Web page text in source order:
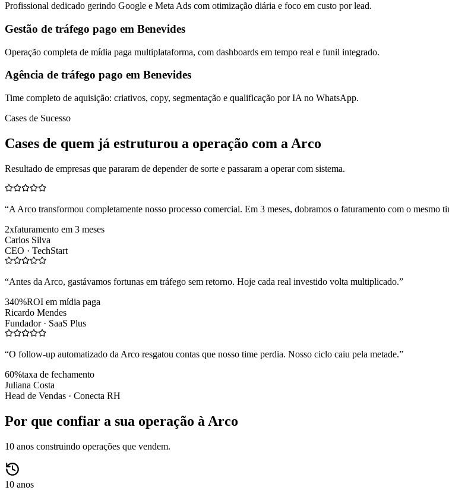
Profissional dedicado gerindo Google e Meta Ads com otimização diária e foco em custo por lead.
Gestão de tráfego pago em Benevides
Operação completa de mídia paga multiplataforma, com dashboards em tempo real e funil integrado.
Agência de tráfego pago em Benevides
Time completo de aquisição: criativos, copy, segmentação e qualificação por IA no WhatsApp.
Cases de Sucesso
Cases de quem já estruturou a operação com a Arco
Resultado de empresas que pararam de depender de sorte e passaram a operar com sistema.
“A Arco transformou completamente nosso processo comercial. Em 3 meses, dobramos o faturamento com o mesmo
2xfaturamento em 3 meses
Carlos Silva
CEO · TechStart
“Antes da Arco, gastávamos fortunas em tráfego sem retorno. Hoje cada real investido volta multiplicado.”
340%ROI em mídia paga
Ricardo Mendes
Fundador · SaaS Plus
“O follow-up automatizado da Arco resgatou contas que nosso time perdia. Nosso ciclo caiu pela metade.”
60%taxa de fechamento
Juliana Costa
Head de Vendas · Conecta RH
Por que confiar a sua operação à Arco
10 anos construindo operações que vendem.
10 anos